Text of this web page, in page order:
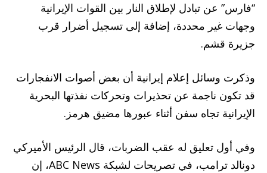
“فارس” عن تبادل لإطلاق النار بين القوات الإيرانية
وجهات غير محددة، إضافة إلى تسجيل أضرار قرب
جزيرة قشم.
وذكرت وسائل إعلام إيرانية أن بعض أصوات الانفجارات
قد تكون ناجمة عن تحذيرات وتحركات نفذتها البحرية
الإيرانية تجاه سفن أثناء عبورها مضيق هرمز.
وفي أول تعليق له عقب الضربات، قال الرئيس الأميركي
دونالد ترامب، في تصريحات لشبكة ABC News، إن